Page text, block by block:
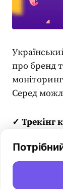
про бренд
Серед
✓ Трекінг
бренду або
контекст